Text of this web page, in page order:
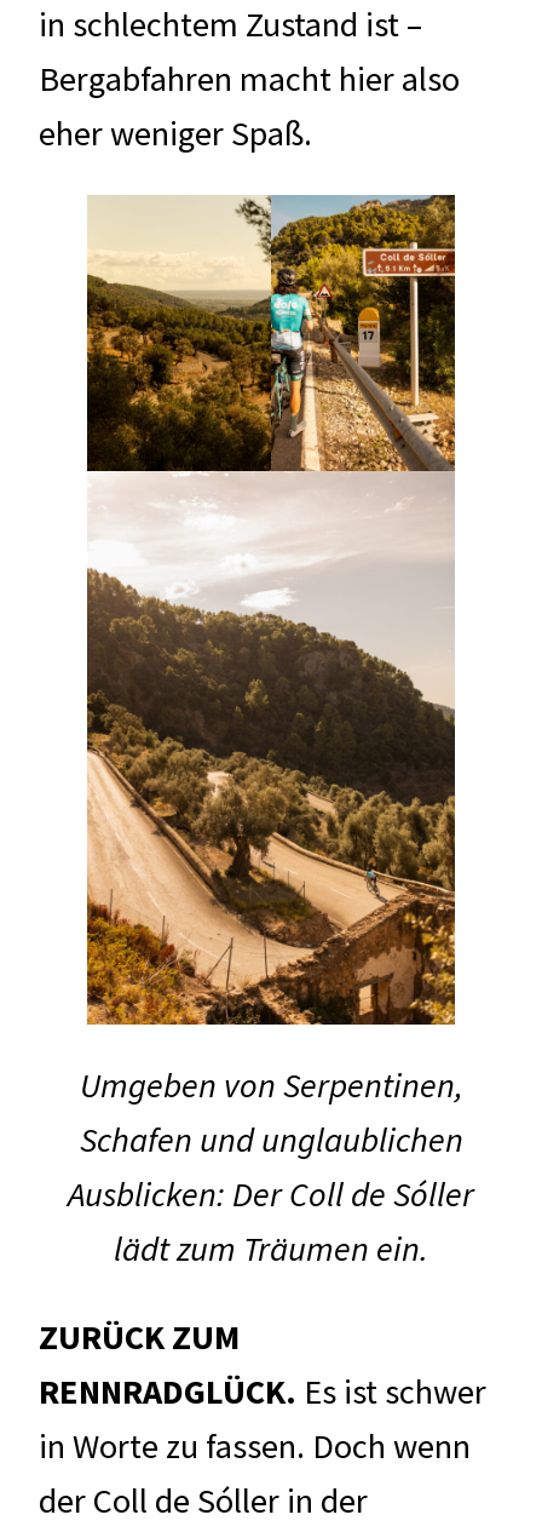
in schlechtem Zustand ist –
Bergabfahren macht hier also
eher weniger Spaß.
Umgeben von Serpentinen,
Schafen und unglaublichen
Ausblicken: Der Coll de Sóller
lädt zum Träumen ein.
ZURÜCK ZUM
RENNRADGLÜCK. Es ist schwer
in Worte zu fassen. Doch wenn
der Coll de Sóller in der